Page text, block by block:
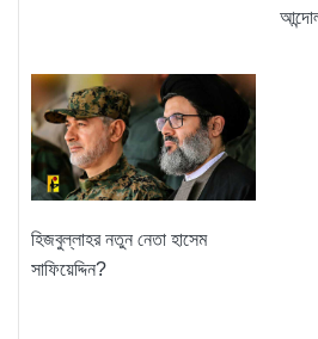
হিজবুল্লাহর নতুন নেতা হাসেম
সাফিয়েদ্দিন?